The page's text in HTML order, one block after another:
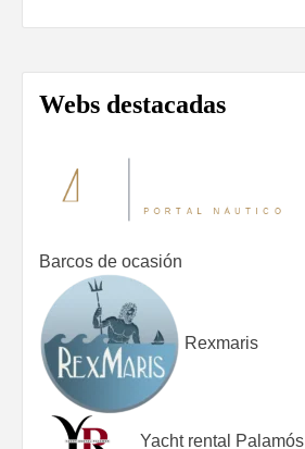
Webs destacadas
Barcos de ocasión
Rexmaris
Yacht rental Palamós